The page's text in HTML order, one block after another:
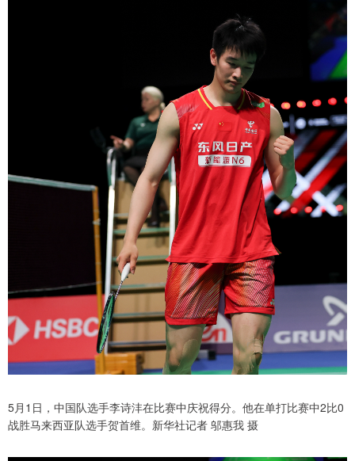
5月1日，中国队选手李诗沣在比赛中庆祝得分。他在单打比赛中2比0
战胜马来西亚队选手贺首维。新华社记者 邬惠我 摄